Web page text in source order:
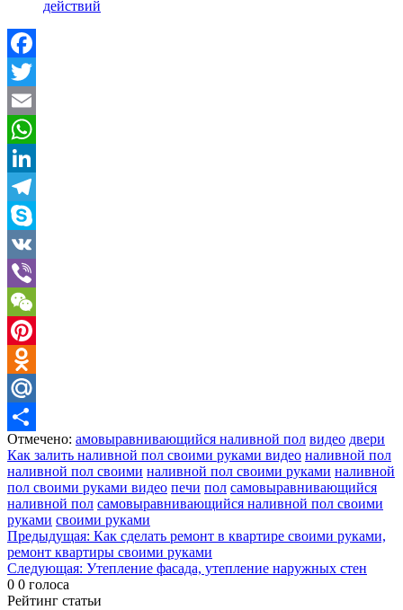
действий
Facebook
Twitter
Email
WhatsApp
LinkedIn
Telegram
Skype
VK
Viber
WeChat
Pinterest
Odnoklassniki
Mail.Ru
Отправить
Отмечено: амовыравнивающийся наливной пол видео двери
Как залить наливной пол своими руками видео наливной пол
наливной пол своими наливной пол своими руками наливной
пол своими руками видео печи пол самовыравнивающийся
наливной пол самовыравнивающийся наливной пол своими
руками своими руками
Навигация
по
записям
Предыдущая: Как сделать ремонт в квартире своими руками,
ремонт квартиры своими руками
Следующая: Утепление фасада, утепление наружных стен
0 0 голоса
Рейтинг статьи